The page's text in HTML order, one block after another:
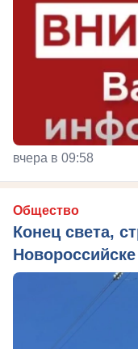
вчера в 09:58
Общество
Конец света,
Новороссийске